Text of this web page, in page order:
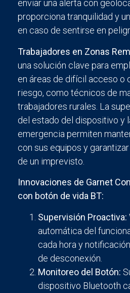
enviar una alerta con
proporciona tranquilidad y
en caso de sentirse en
Trabajadores en Zonas
una solución clave para
en áreas de difícil acceso o
riesgo, como técnicos de
trabajadores rurales. La
del estado del dispositivo y
emergencia permiten
con sus equipos y
de un imprevisto.
Innovaciones de Garnet
con botón de vida BT:
Supervisión Proactiva:
automática del
cada hora y
de desconexión.
Monitoreo del Botón:
dispositivo Bluetooth